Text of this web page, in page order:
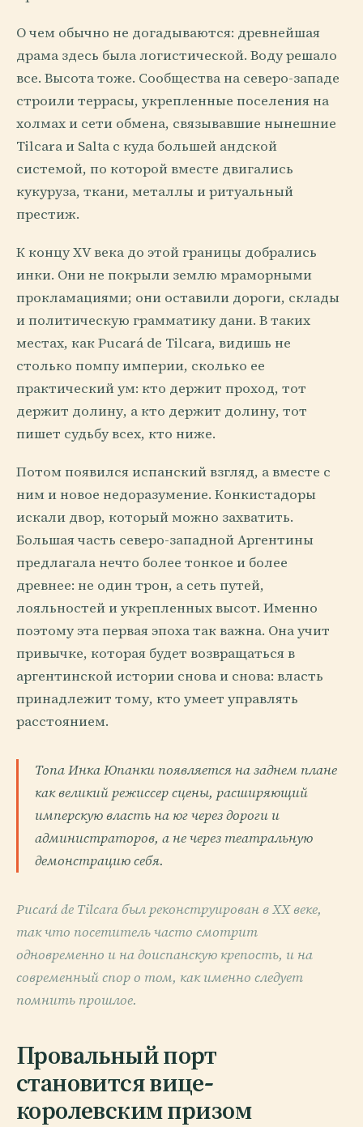
О чем обычно не догадываются: древнейшая
драма здесь была логистической. Воду решало
все. Высота тоже. Сообщества на северо-западе
строили террасы, укрепленные поселения на
холмах и сети обмена, связывавшие нынешние
Tilcara и Salta с куда большей андской
системой, по которой вместе двигались
кукуруза, ткани, металлы и ритуальный
престиж.
К концу XV века до этой границы добрались
инки. Они не покрыли землю мраморными
прокламациями; они оставили дороги, склады
и политическую грамматику дани. В таких
местах, как Pucará de Tilcara, видишь не
столько помпу империи, сколько ее
практический ум: кто держит проход, тот
держит долину, а кто держит долину, тот
пишет судьбу всех, кто ниже.
Потом появился испанский взгляд, а вместе с
ним и новое недоразумение. Конкистадоры
искали двор, который можно захватить.
Большая часть северо-западной Аргентины
предлагала нечто более тонкое и более
древнее: не один трон, а сеть путей,
лояльностей и укрепленных высот. Именно
поэтому эта первая эпоха так важна. Она учит
привычке, которая будет возвращаться в
аргентинской истории снова и снова: власть
принадлежит тому, кто умеет управлять
расстоянием.
Топа Инка Юпанки появляется на заднем плане
как великий режиссер сцены, расширяющий
имперскую власть на юг через дороги и
администраторов, а не через театральную
демонстрацию себя.
Pucará de Tilcara был реконструирован в XX веке,
так что посетитель часто смотрит
одновременно и на доиспанскую крепость, и на
современный спор о том, как именно следует
помнить прошлое.
Провальный порт
становится вице-
королевским призом